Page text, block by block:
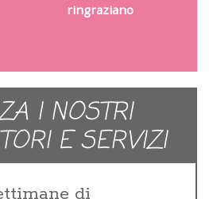
ringraziano
I NOSTRI
E SERVIZI
di